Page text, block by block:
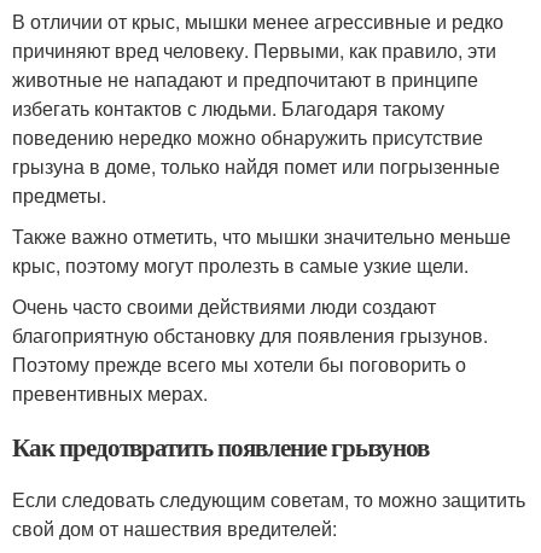
В отличии от крыс, мышки менее агрессивные и редко
причиняют вред человеку. Первыми, как правило, эти
животные не нападают и предпочитают в принципе
избегать контактов с людьми. Благодаря такому
поведению нередко можно обнаружить присутствие
грызуна в доме, только найдя помет или погрызенные
предметы.
Также важно отметить, что мышки значительно меньше
крыс, поэтому могут пролезть в самые узкие щели.
Очень часто своими действиями люди создают
благоприятную обстановку для появления грызунов.
Поэтому прежде всего мы хотели бы поговорить о
превентивных мерах.
Как предотвратить появление грызунов
Если следовать следующим советам, то можно защитить
свой дом от нашествия вредителей: